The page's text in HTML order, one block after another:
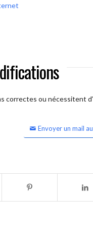
correctes ou nécessitent
Envoyer un mail